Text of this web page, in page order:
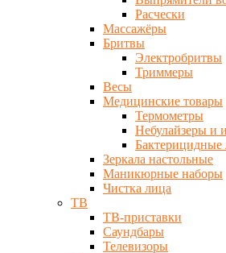
Расчески
Массажёры
Бритвы
Электробритвы
Триммеры
Весы
Медицинские товары
Термометры
Небулайзеры и
Зеркала настольные
Маникюрные наборы
Чистка лица
ТВ
ТВ-приставки
Саундбары
Телевизоры